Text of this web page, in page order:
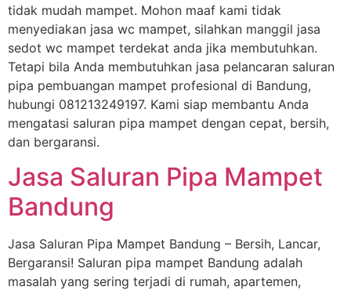
tidak mudah mampet. Mohon maaf kami tidak
menyediakan jasa wc mampet, silahkan manggil jasa
sedot wc mampet terdekat anda jika membutuhkan.
Tetapi bila Anda membutuhkan jasa pelancaran saluran
pipa pembuangan mampet profesional di Bandung,
hubungi 081213249197. Kami siap membantu Anda
mengatasi saluran pipa mampet dengan cepat, bersih,
dan bergaransi.
Jasa Saluran Pipa Mampet
Bandung
Jasa Saluran Pipa Mampet Bandung – Bersih, Lancar,
Bergaransi! Saluran pipa mampet Bandung adalah
masalah yang sering terjadi di rumah, apartemen,